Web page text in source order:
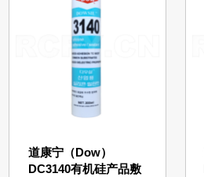
道康宁（Dow）
DC3140有机硅产品敷